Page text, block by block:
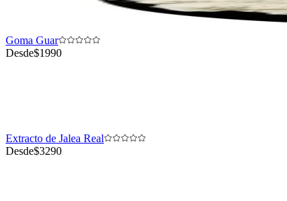
Goma Guar
Desde$1990
Extracto de Jalea Real
Desde$3290